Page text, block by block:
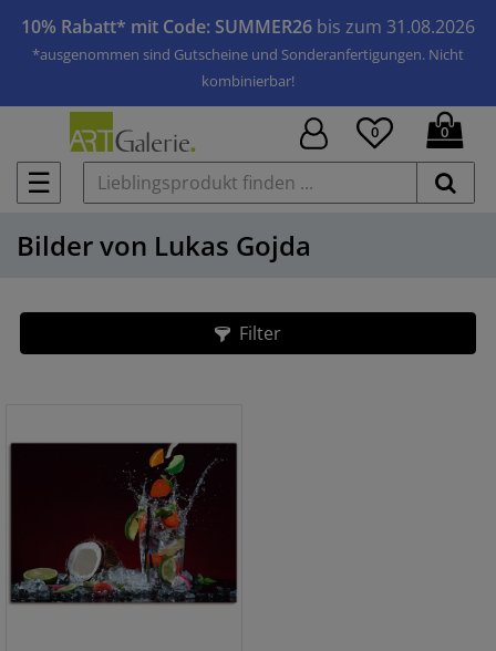
10% Rabatt* mit Code: SUMMER26 bis zum 31.08.2026
*ausgenommen sind Gutscheine und Sonderanfertigungen. Nicht
kombinierbar!
☰
0 0
Bilder von Lukas Gojda
Filter